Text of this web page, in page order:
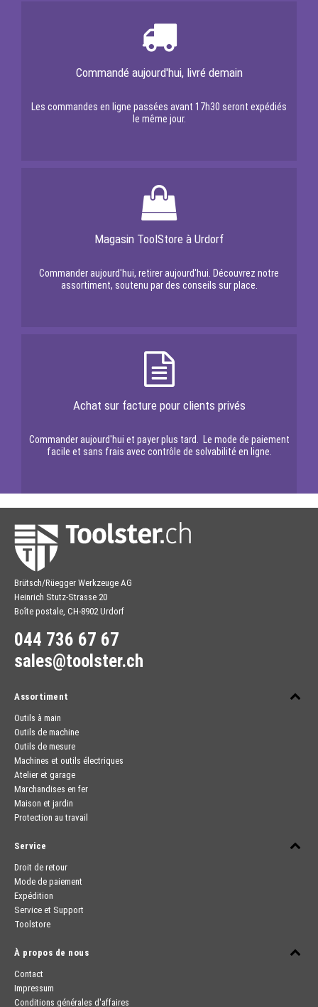
Commandé aujourd'hui, livré demain
Les commandes en ligne passées avant 17h30 seront expédiés
le même jour.
Magasin ToolStore à Urdorf
Commander aujourd'hui, retirer aujourd'hui. Découvrez notre
assortiment, soutenu par des conseils sur place.
Achat sur facture pour clients privés
Commander aujourd'hui et payer plus tard. Le mode de paiement
facile et sans frais avec contrôle de solvabilité en ligne.
Brütsch/Rüegger Werkzeuge AG
Heinrich Stutz-Strasse 20
Boîte postale, CH-8902 Urdorf
044 736 67 67
sales@toolster.ch
Assortiment
Outils à main
Outils de machine
Outils de mesure
Machines et outils électriques
Atelier et garage
Marchandises en fer
Maison et jardin
Protection au travail
Service
Droit de retour
Mode de paiement
Expédition
Service et Support
Toolstore
À propos de nous
Contact
Impressum
Conditions générales d'affaires